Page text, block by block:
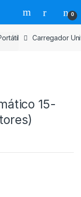
0
Carregador
15-